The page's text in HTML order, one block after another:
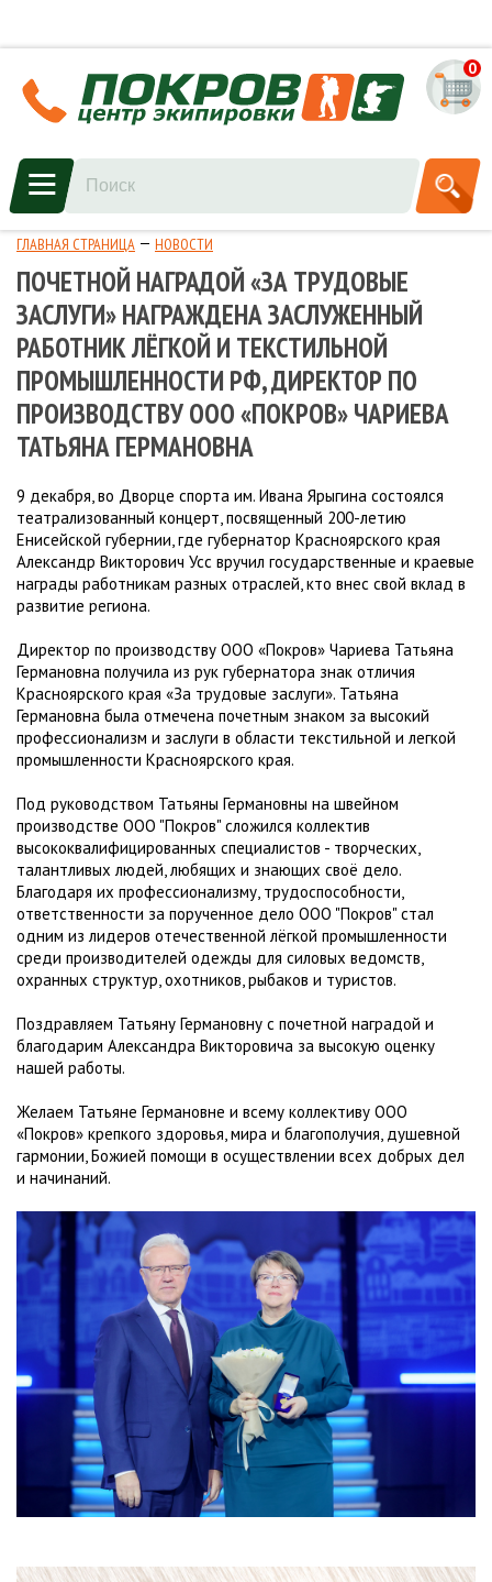
0
ГЛАВНАЯ СТРАНИЦА НОВОСТИ
ПОЧЕТНОЙ НАГРАДОЙ «ЗА ТРУДОВЫЕ
ЗАСЛУГИ» НАГРАЖДЕНА ЗАСЛУЖЕННЫЙ
РАБОТНИК ЛЁГКОЙ И ТЕКСТИЛЬНОЙ
ПРОМЫШЛЕННОСТИ РФ, ДИРЕКТОР ПО
ПРОИЗВОДСТВУ ООО «ПОКРОВ» ЧАРИЕВА
ТАТЬЯНА ГЕРМАНОВНА
9 декабря, во Дворце спорта им. Ивана Ярыгина состоялся
театрализованный концерт, посвященный 200-летию
Енисейской губернии, где губернатор Красноярского края
Александр Викторович Усс вручил государственные и краевые
награды работникам разных отраслей, кто внес свой вклад в
развитие региона.
Директор по производству ООО «Покров» Чариева Татьяна
Германовна получила из рук губернатора знак отличия
Красноярского края «За трудовые заслуги». Татьяна
Германовна была отмечена почетным знаком за высокий
профессионализм и заслуги в области текстильной и легкой
промышленности Красноярского края.
Под руководством Татьяны Германовны на швейном
производстве ООО "Покров" сложился коллектив
высококвалифицированных специалистов - творческих,
талантливых людей, любящих и знающих своё дело.
Благодаря их профессионализму, трудоспособности,
ответственности за порученное дело ООО "Покров" стал
одним из лидеров отечественной лёгкой промышленности
среди производителей одежды для силовых ведомств,
охранных структур, охотников, рыбаков и туристов.
Поздравляем Татьяну Германовну с почетной наградой и
благодарим Александра Викторовича за высокую оценку
нашей работы.
Желаем Татьяне Германовне и всему коллективу ООО
«Покров» крепкого здоровья, мира и благополучия, душевной
гармонии, Божией помощи в осуществлении всех добрых дел
и начинаний.